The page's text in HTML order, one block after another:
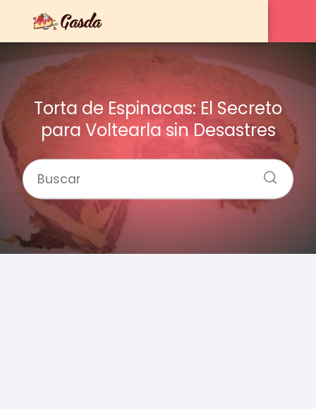
Torta de Espinacas: El Secreto
para Voltearla sin Desastres